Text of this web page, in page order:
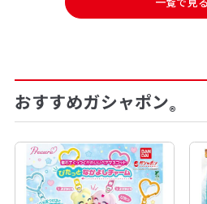
おすすめガシャポン®